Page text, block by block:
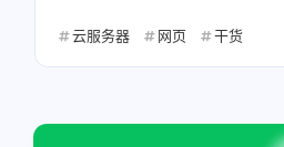
云服务器 网页 干货